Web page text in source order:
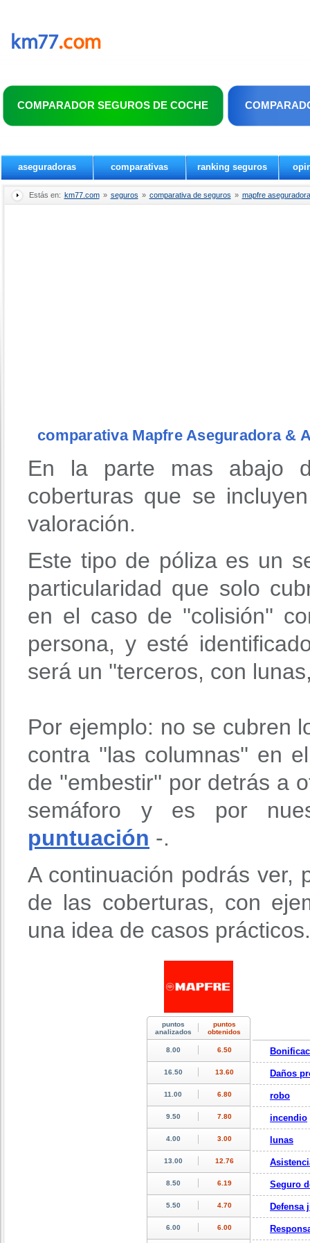
COMPARADOR SEGUROS DE COCHE
aseguradoras comparativas ranking seguros
Estás en: km77.com » seguros » comparativa de seguros » mapfre
comparativa Mapfre Aseguradora &
En la parte mas abajo
coberturas que se
valoración.
Este tipo de póliza es un
particularidad que solo
en el caso de ''colisión''
persona, y esté
será un ''terceros, con
Por ejemplo: no se cubren
contra ''las columnas'' en
de ''embestir'' por detrás a
semáforo y es por
puntuación -.
A continuación podrás ver,
de las coberturas, con
una idea de casos prácticos.
Daños
robo
incendio
lunas
Seguro
Defensa